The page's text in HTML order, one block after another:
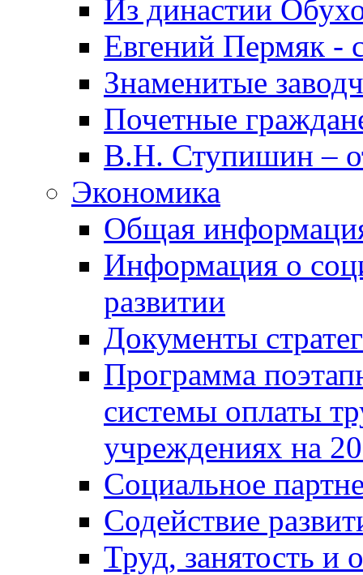
Из династии
Евгений Пермяк -
Знаменитые
Почетные
В.Н. Ступишин –
Экономика
Общая
Информация о
развитии
Документы
Программа
системы оплаты
учреждениях на
Социальное
Содействие
Труд, занятость и